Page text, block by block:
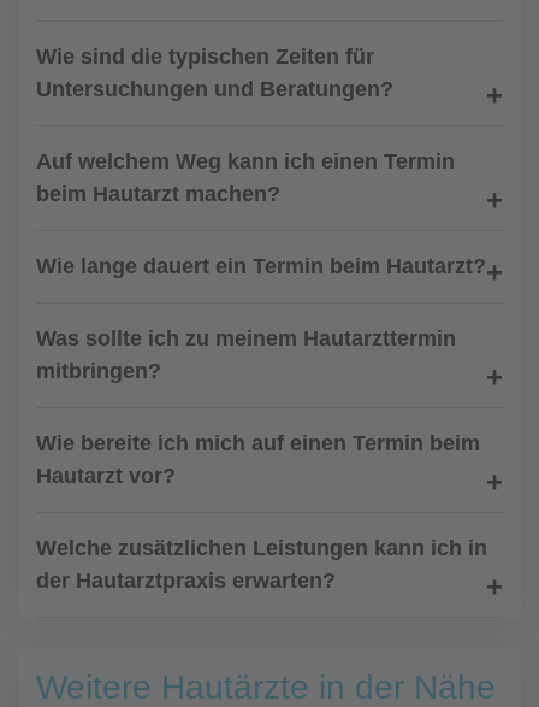
Wie sind die typischen Zeiten für
Untersuchungen und Beratungen?
Auf welchem Weg kann ich einen Termin
beim Hautarzt machen?
Wie lange dauert ein Termin beim Hautarzt?
Was sollte ich zu meinem Hautarzttermin
mitbringen?
Wie bereite ich mich auf einen Termin beim
Hautarzt vor?
Welche zusätzlichen Leistungen kann ich in
der Hautarztpraxis erwarten?
Weitere Hautärzte in der Nähe